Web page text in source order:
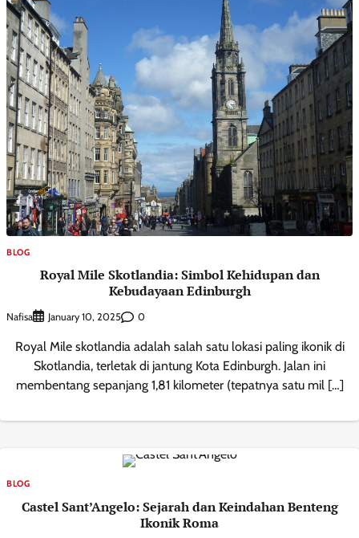
BLOG
Royal Mile Skotlandia: Simbol Kehidupan dan
Kebudayaan Edinburgh
Nafisa January 10, 2025 0
Royal Mile skotlandia adalah salah satu lokasi paling ikonik di
Skotlandia, terletak di jantung Kota Edinburgh. Jalan ini
membentang sepanjang 1,81 kilometer (tepatnya satu mil […]
BLOG
Castel Sant’Angelo: Sejarah dan Keindahan Benteng
Ikonik Roma